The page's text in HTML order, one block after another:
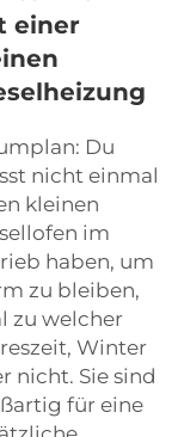
einer
Du
nicht einmal
kleinen
im
haben, um
zu bleiben,
zu welcher
Winter
nicht. Sie sind
für eine